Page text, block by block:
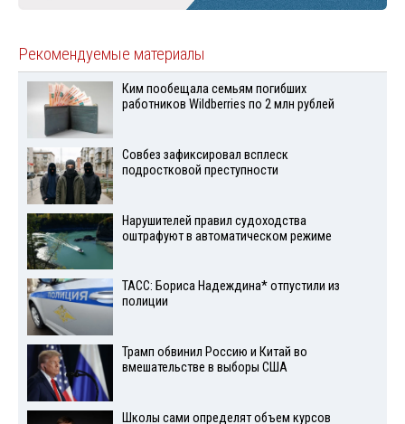
Рекомендуемые материалы
Ким пообещала семьям погибших
работников Wildberries по 2 млн рублей
Совбез зафиксировал всплеск
подростковой преступности
Нарушителей правил судоходства
оштрафуют в автоматическом режиме
ТАСС: Бориса Надеждина* отпустили из
полиции
Трамп обвинил Россию и Китай во
вмешательстве в выборы США
Школы сами определят объем курсов